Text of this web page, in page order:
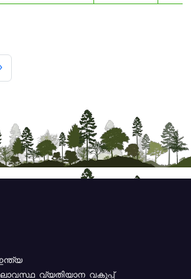
വ്യതിയാന വകുപ്പ്